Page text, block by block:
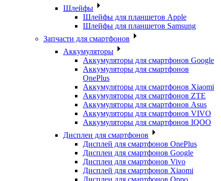
Шлейфы
Шлейфы для планшетов Apple
Шлейфы для планшетов Samsung
Запчасти для смартфонов
Аккумуляторы
Аккумуляторы для смартфонов Google
Аккумуляторы для смартфонов
OnePlus
Аккумуляторы для смартфонов Xiaomi
Аккумуляторы для смартфонов ZTE
Аккумуляторы для cмартфонов Asus
Аккумуляторы для смартфонов VIVO
Аккумуляторы для смартфонов IQOO
Дисплеи для смартфонов
Дисплей для смартфонов OnePlus
Дисплеи для смартфонов Google
Дисплеи для смартфонов Vivo
Дисплей для смартфонов Xiaomi
Дисплеи для смартфонов Oppo